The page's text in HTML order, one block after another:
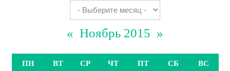
« Ноябрь 2015 »
ПН ВТ СР ЧТ ПТ СБ ВС